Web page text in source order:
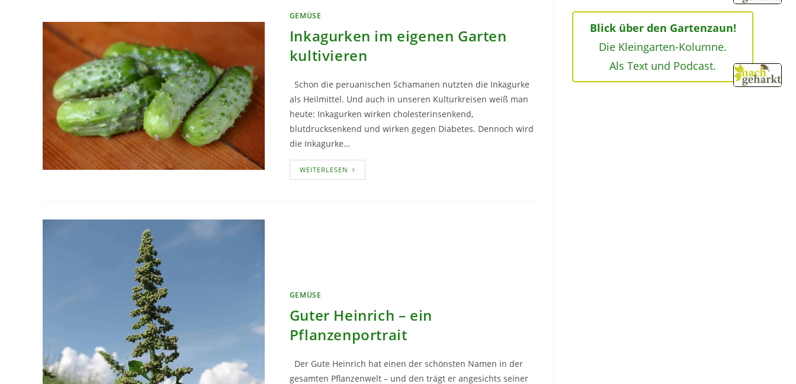
GEMÜSE
Inkagurken im eigenen Garten
kultivieren
Schon die peruanischen Schamanen nutzten die Inkagurke
als Heilmittel. Und auch in unseren Kulturkreisen weiß man
heute: Inkagurken wirken cholesterinsenkend,
blutdrucksenkend und wirken gegen Diabetes. Dennoch wird
die Inkagurke…
WEITERLESENINKAGURKEN
IM
GEMÜSE
Guter Heinrich – ein
Pflanzenportrait
Der Gute Heinrich hat einen der schönsten Namen in der
gesamten Pflanzenwelt – und den trägt er angesichts seiner
Blick über den Gartenzaun!
Die Kleingarten-Kolumne.
Als Text und Podcast.